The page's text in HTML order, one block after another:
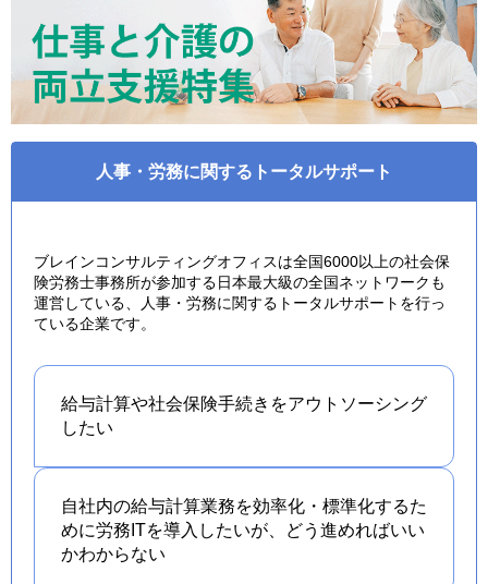
人事・労務に関するトータルサポート
ブレインコンサルティングオフィスは全国6000以上の社会保
険労務士事務所が参加する日本最大級の全国ネットワークも
運営している、人事・労務に関するトータルサポートを行っ
ている企業です。
給与計算や社会保険手続きをアウトソーシング
したい
自社内の給与計算業務を効率化・標準化するた
めに労務ITを導入したいが、どう進めればいい
かわからない